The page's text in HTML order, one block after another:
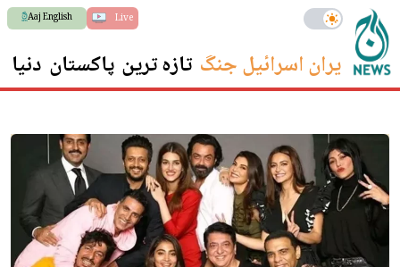
Live
Aaj English
ایران اسرائیل جنگ تازہ ترین پاکستان دنیا